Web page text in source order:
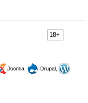
18+
Joomla,
Drupal,